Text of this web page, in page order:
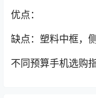
优点：
缺点：塑料中框，
不同预算手机选购